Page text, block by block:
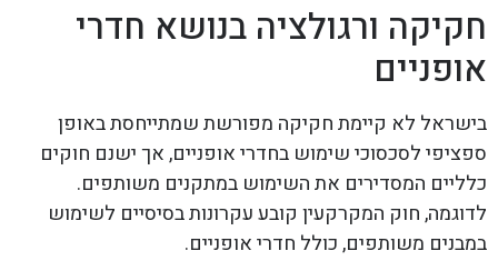
חקיקה ורגולציה בנושא חדרי
אופניים
בישראל לא קיימת חקיקה מפורשת שמתייחסת באופן
ספציפי לסכסוכי שימוש בחדרי אופניים, אך ישנם חוקים
כלליים המסדירים את השימוש במתקנים משותפים.
לדוגמה, חוק המקרקעין קובע עקרונות בסיסיים לשימוש
במבנים משותפים, כולל חדרי אופניים.